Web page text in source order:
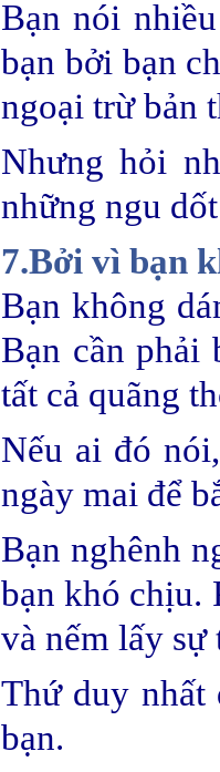
Bạn nói
bạn bởi bạn
ngoại trừ bản
Nhưng hỏi
những ngu
7.Bởi vì bạn
Bạn không
Bạn cần phải
tất cả quãng
Nếu ai đó
ngày mai để
Bạn nghênh
bạn khó chịu.
và nếm lấy sự
Thứ duy nhất
bạn.